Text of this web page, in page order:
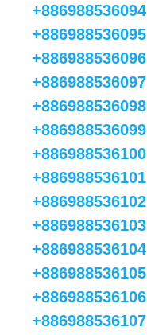
+886988536094
+886988536095
+886988536096
+886988536097
+886988536098
+886988536099
+886988536100
+886988536101
+886988536102
+886988536103
+886988536104
+886988536105
+886988536106
+886988536107